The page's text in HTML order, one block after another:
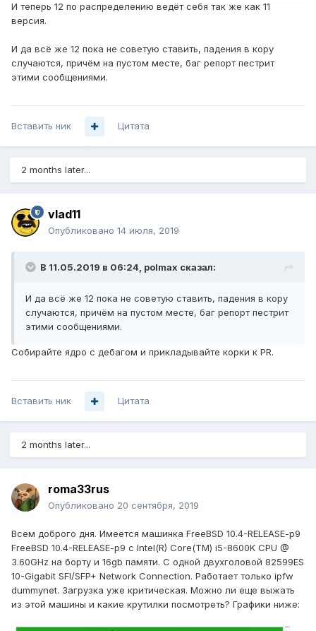
И теперь 12 по распределению ведёт себя так же как 11
версия.
И да всё же 12 пока не советую ставить, падения в кору
случаются, причём на пустом месте, баг репорт пестрит
этими сообщениями.
Вставить ник Цитата
2 months later...
vlad11
Опубликовано 14 июля, 2019
В 11.05.2019 в 06:24, polmax сказал:
И да всё же 12 пока не советую ставить, падения в кору
случаются, причём на пустом месте, баг репорт пестрит
этими сообщениями.
Собирайте ядро с дебагом и прикладывайте корки к PR.
Вставить ник Цитата
2 months later...
roma33rus
Опубликовано 20 сентября, 2019
Всем доброго дня. Имеется машинка FreeBSD 10.4-RELEASE-p9
FreeBSD 10.4-RELEASE-p9 с Intel(R) Core(TM) i5-8600K CPU @
3.60GHz на борту и 16gb памяти. С одной двухголовой 82599ES
10-Gigabit SFI/SFP+ Network Connection. Работает только ipfw
dummynet. Загрузка уже критическая. Можно ли еще выжать
из этой машины и какие крутилки посмотреть? Графики ниже: